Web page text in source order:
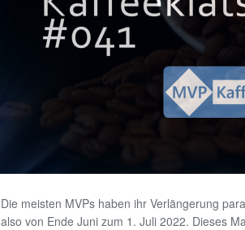
Die meisten MVPs haben ihr Verlängerung
also von Ende Juni zum 1. Juli 2022. Dieses